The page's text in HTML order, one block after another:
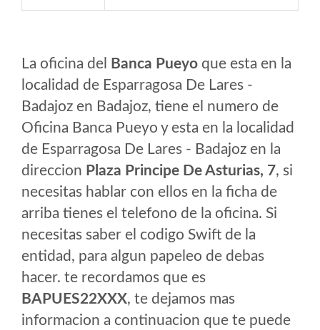
La oficina del Banca Pueyo que esta en la
localidad de Esparragosa De Lares -
Badajoz en Badajoz, tiene el numero de
Oficina Banca Pueyo y esta en la localidad
de Esparragosa De Lares - Badajoz en la
direccion Plaza Principe De Asturias, 7, si
necesitas hablar con ellos en la ficha de
arriba tienes el telefono de la oficina. Si
necesitas saber el codigo Swift de la
entidad, para algun papeleo de debas
hacer. te recordamos que es
BAPUES22XXX, te dejamos mas
informacion a continuacion que te puede